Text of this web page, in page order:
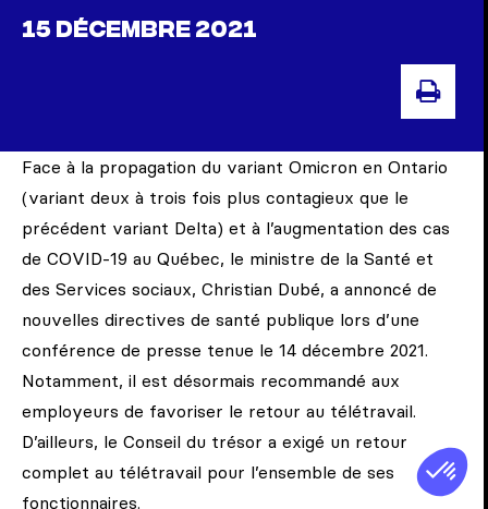
15 DÉCEMBRE 2021
Face à la propagation du variant Omicron en Ontario
(variant deux à trois fois plus contagieux que le
précédent variant Delta) et à l’augmentation des cas
de COVID-19 au Québec, le ministre de la Santé et
des Services sociaux, Christian Dubé, a annoncé de
nouvelles directives de santé publique lors d’une
conférence de presse tenue le 14 décembre 2021.
Notamment, il est désormais recommandé aux
employeurs de favoriser le retour au télétravail.
D’ailleurs, le Conseil du trésor a exigé un retour
complet au télétravail pour l’ensemble de ses
fonctionnaires.